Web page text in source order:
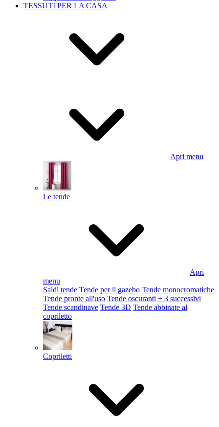
TESSUTI PER LA CASA
Apri menu
Le tende
Apri
menu
Saldi tende Tende per il gazebo Tende monocromatiche
Tende pronte all'uso Tende oscuranti + 3 successivi
Tende scandinave Tende 3D Tende abbinate al
copriletto
Copriletti